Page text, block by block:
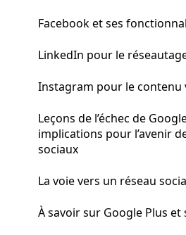
Facebook et ses
LinkedIn pour le
Instagram pour le contenu
Leçons de l’échec de
implications pour l’avenir
sociaux
La voie vers un réseau
À savoir sur Google Plus